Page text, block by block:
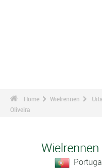
Home Wielrennen
Oliveira